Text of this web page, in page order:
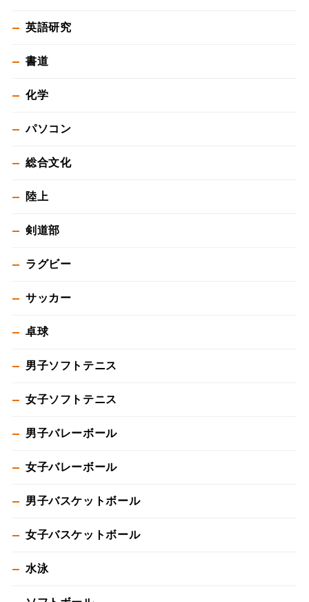
英語研究
書道
化学
パソコン
総合文化
陸上
剣道部
ラグビー
サッカー
卓球
男子ソフトテニス
女子ソフトテニス
男子バレーボール
女子バレーボール
男子バスケットボール
女子バスケットボール
水泳